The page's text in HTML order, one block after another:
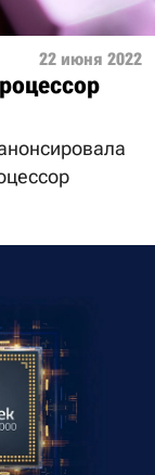
22 июня 2022